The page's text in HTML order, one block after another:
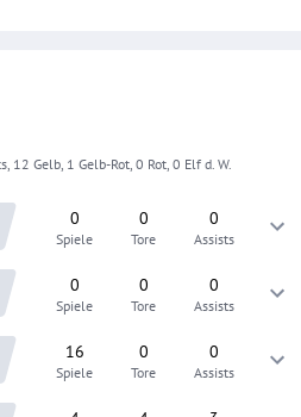
12 Gelb, 1 Gelb-Rot, 0 Rot, 0 Elf d. W.
0
Spiele
0
Tore
0
Assists
0
Spiele
0
Tore
0
Assists
16
Spiele
0
Tore
0
Assists